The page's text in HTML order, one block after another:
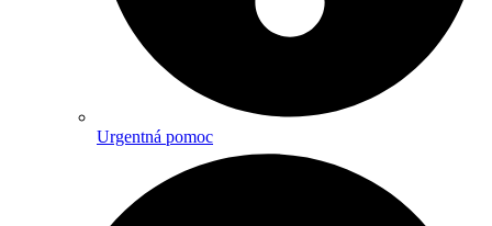
Urgentná pomoc